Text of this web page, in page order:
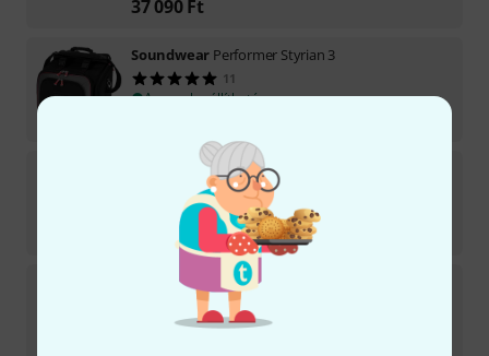
37 090 Ft
Soundwear Performer Styrian 3
11
Azonnal szállítható
Soundwear Performer Accordion 48 Bass
7
Azonnal szállítható
58 300
Soundwear Dust Cover Medium Silver
9
Azonnal szállítható